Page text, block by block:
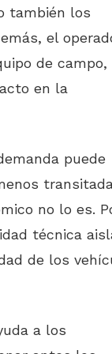
también los
el
de campo,
en la
puede
no lo es.
técnica
de los
a los